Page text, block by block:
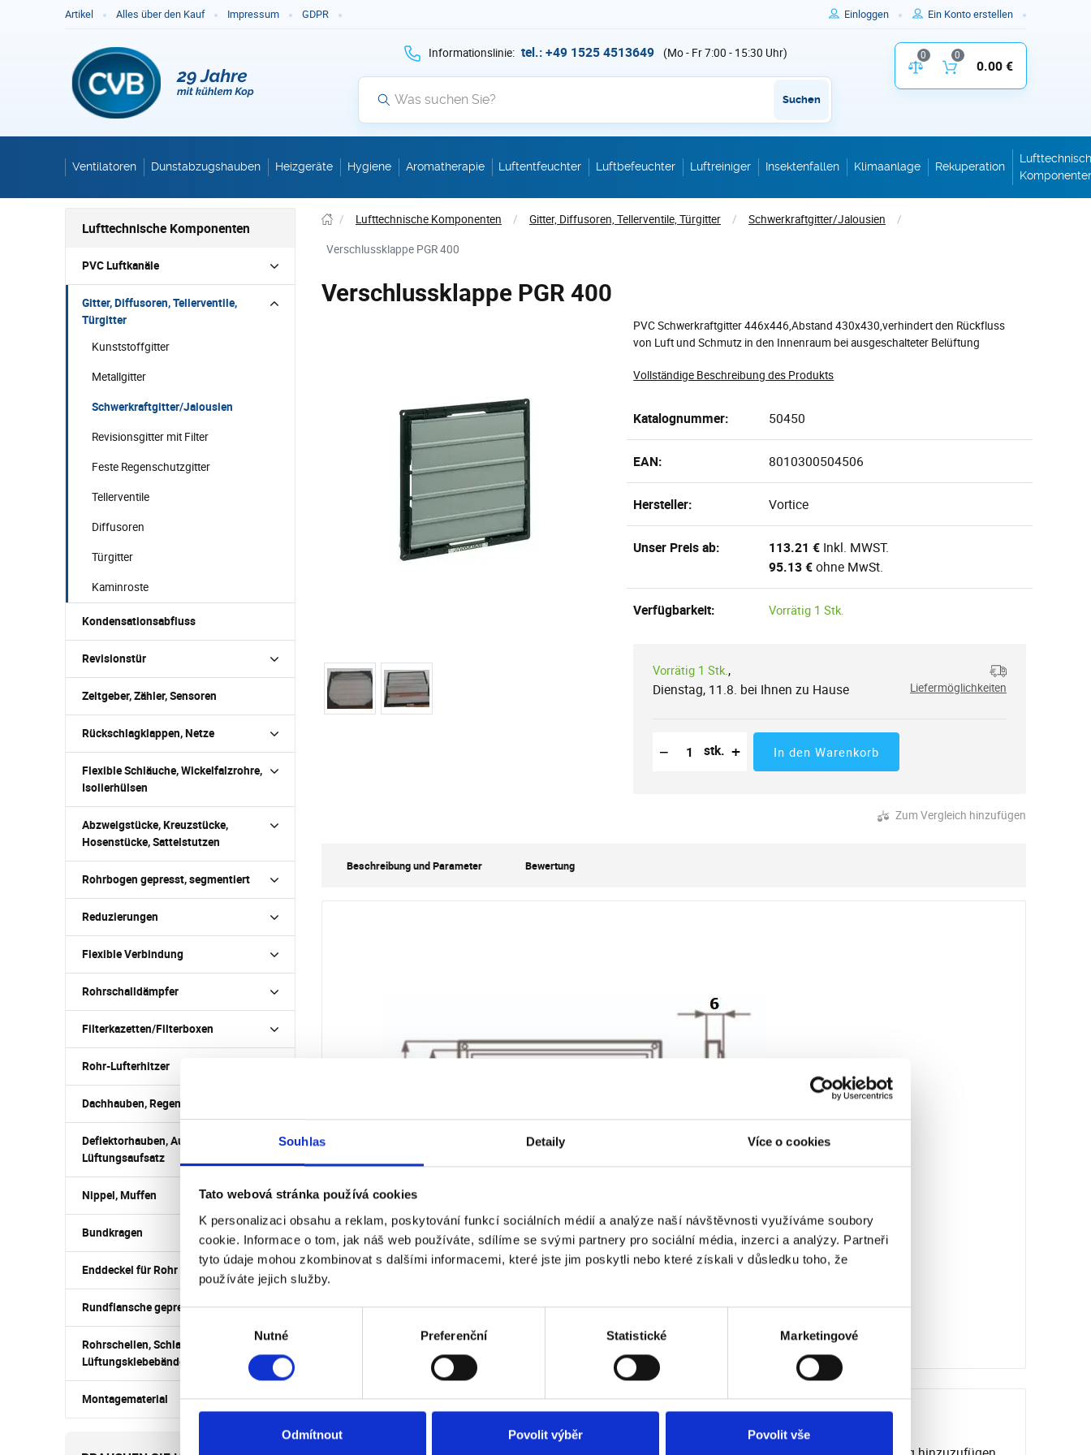
Souhlas Detaily Více o cookies
Tato webová stránka používá cookies
K personalizaci obsahu a reklam, poskytování funkcí sociálních médií a analýze naší návštěvnosti využíváme soubory
cookie. Informace o tom, jak náš web používáte, sdílíme se svými partnery pro sociální média, inzerci a analýzy. Partneři
tyto údaje mohou zkombinovat s dalšími informacemi, které jste jim poskytli nebo které získali v důsledku toho, že
používáte jejich služby.
Výběr
Nutné Preferenční Statistické Marketingové
Odmítnout Povolit výběr Povolit vše
Artikel Alles über den Kauf Impressum GDPR Einloggen Ein Konto erstellen
Informationslinie: tel.: +49 1525 4513649 (Mo - Fr 7:00 - 15:30 Uhr)
Suchen
Vergleich der Produktparameter
0
Inhalt des
0
0.00 €
Ventilatoren Dunstabzugshauben Heizgeräte Hygiene Aromatherapie Luftentfeuchter Luftbefeuchter Luftreiniger Insektenfallen Klimaanlage Rekuperation
/ Lufttechnische Komponenten / Gitter, Diffusoren, Tellerventile, Türgitter / Schwerkraftgitter/Jalousien /
Verschlussklappe PGR 400
Verschlussklappe PGR 400
PVC Schwerkraftgitter 446x446,Abstand 430x430,verhindert den Rückfluss
von Luft und Schmutz in den Innenraum bei ausgeschalteter Belüftung
Vollständige Beschreibung des Produkts
Katalognummer: 50450
EAN: 8010300504506
Hersteller: Vortice
Unser Preis ab: 113.21 € Inkl. MWST.
95.13 €ohne MwSt.
Verfügbarkeit: Vorrätig 1 Stk.
Vorrätig 1 Stk. ,
Dienstag, 11.8. bei Ihnen zu Hause
Liefermöglichkeiten
−
Reduzierung der Menge
Anzahl der Stücke
stk. + In den Warenkorb
Zum Vergleich hinzufügen
Beschreibung und Parameter Bewertung
Bewertungen unserer Kunden
Lufttechnische Komponenten
PVC Luftkanäle
Gitter, Diffusoren, Tellerventile,
Türgitter
Kunststoffgitter
Metallgitter
Schwerkraftgitter/Jalousien
Revisionsgitter mit Filter
Feste Regenschutzgitter
Tellerventile
Diffusoren
Türgitter
Kaminroste
Kondensationsabfluss
Revisionstür
Zeitgeber, Zähler, Sensoren
Rückschlagklappen, Netze
Flexible Schläuche, Wickelfalzrohre,
Isolierhülsen
Abzweigstücke, Kreuzstücke,
Hosenstücke, Sattelstutzen
Rohrbogen gepresst, segmentiert
Reduzierungen
Flexible Verbindung
Rohrschalldämpfer
Filterkazetten/Filterboxen
Rohr-Lufterhitzer
Dachhauben, Regenhauben
Deflektorhauben, Ausblasstutzen,
Lüftungsaufsatz
Nippel, Muffen
Bundkragen
Enddeckel für Rohr
Rundflansche gepresst
Rohrschellen, Schlauchschellen und
Lüftungsklebebänder
Montagematerial